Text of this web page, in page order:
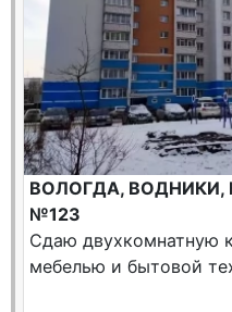
ВОЛОГДА, ВОДНИКИ,
№123
Сдаю двухкомнатную
мебелью и бытовой